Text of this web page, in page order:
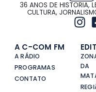
36 ANOS DE HISTORIA,
CULTURA,
A C-COM FM
A RÁDIO
PROGRAMAS
CONTATO
DA